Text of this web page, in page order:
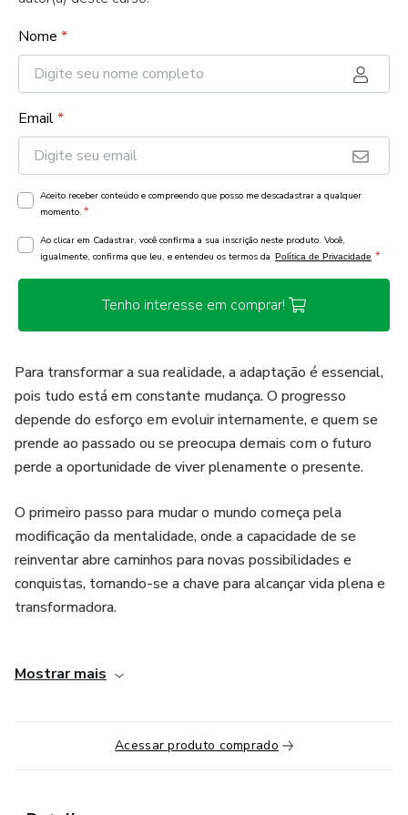
Nome *
Email*
Aceito receber conteúdo e compreendo que posso me descadastrar a qualquer
momento. *
Ao clicar em Cadastrar, você confirma a sua inscrição neste produto. Você,
igualmente, confirma que leu, e entendeu os termos da Política de Privacidade *
Tenho interesse em comprar!
Para transformar a sua realidade, a adaptação é essencial,
pois tudo está em constante mudança. O progresso
depende do esforço em evoluir internamente, e quem se
prende ao passado ou se preocupa demais com o futuro
perde a oportunidade de viver plenamente o presente.
O primeiro passo para mudar o mundo começa pela
modificação da mentalidade, onde a capacidade de se
reinventar abre caminhos para novas possibilidades e
conquistas, tornando-se a chave para alcançar vida plena e
transformadora.
verdadeiro poder de transformação, tanto pessoal quanto
Conhecendo os Pilares do Método ECO: Efeitos da
Comunicação
Mostrar mais
Acessar produto comprado